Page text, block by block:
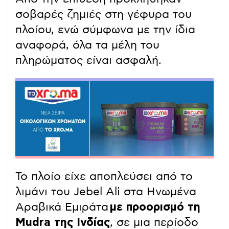
σοβαρές ζημιές στη γέφυρα του
πλοίου, ενώ σύμφωνα με την ίδια
αναφορά, όλα τα μέλη του
πληρώματος είναι ασφαλή.
Το πλοίο είχε αποπλεύσει από το
λιμάνι του Jebel Ali στα Ηνωμένα
Αραβικά Εμιράτα με προορισμό τη
Mudra της Ινδίας, σε μια περίοδο